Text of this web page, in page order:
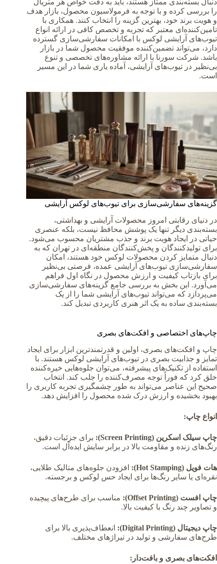
دنبال بسته‌بندی ممتاز هستند، باید به دقت خواص هر متریال
را بررسی کرده و با توجه به فرمولاسیون محصول، بازار هدف
و هویت برند خود، بهترین گزینه را انتخاب کنند. همکاری با
تامین‌کننده‌ای معتبر که تجربه و تخصص کافی در ارائه انواع
تیوب‌های آرایشی لوکس با امکانات سفارشی‌سازی گسترده
دارد، می‌تواند تضمین‌کننده موفقیت محصول شما در بازار
باشد. شرکت سورنا با ارائه مشاوره‌های تخصصی و تنوع
بی‌نظیر در تیوب‌های آرایشی، آماده یاری شما در این مسیر
است.
گزینه‌های سفارشی‌سازی برای تیوب‌های لوکس آرایشی
در دنیای رقابتی امروز محصولات آرایشی و بهداشتی،
بسته‌بندی دیگر تنها یک پوشش محافظ نیست، بلکه عنصری
حیاتی در ایجاد هویت برند و جذب مشتریان محسوب می‌شود.
برای تولیدکنندگان و پخش‌کنندگان منطقه‌ای در تهران که به
دنبال متمایز کردن محصولات لوکس خود هستند، امکان
سفارشی‌سازی تیوب‌های آرایشی عمده، فرصتی بی‌نظیر
برای بازتاب کیفیت و ارزش محصول در نگاه اول فراهم
می‌آورد. این بخش به بررسی جامع گزینه‌های سفارشی‌سازی
می‌پردازد که می‌تواند تیوب‌های آرایشی شما را از یک
بسته‌بندی ساده به یک اثر هنری کاربردی تبدیل کند.
چاپ‌های اختصاصی و افکت‌های بصری
چاپ و افکت‌های بصری، اولین و قدرتمندترین ابزار برای ایجاد
تمایز و جذابیت بصری در تیوب‌های آرایشی لوکس هستند. با
استفاده از تکنیک‌های پیشرفته، می‌توان جلوه‌هایی خیره‌کننده
خلق کرد که فوراً توجه مصرف‌کننده را جلب کند. انتخاب
صحیح این عناصر می‌تواند به طور چشمگیری تجربه کاربری را
بهبود بخشیده و ارزش درک شده محصول را افزایش دهد.
انواع چاپ:
چاپ سیلک اسکرین (Screen Printing):
برای جزئیات دقیق،
رنگ‌های زنده و مقاومت بالا در برابر سایش ایده‌آل است.
هات فویل (Hot Stamping):
افزودن جلوه‌های متالیک طلایی،
نقره‌ای یا سایر رنگ‌ها برای ایجاد حس لوکس و برجسته.
چاپ افست (Offset Printing):
مناسب برای طرح‌های پیچیده
و تصاویر چند رنگ با کیفیت بالا.
چاپ دیجیتال (Digital Printing):
انعطاف‌پذیری بالا برای
طرح‌های سفارشی و تولید در تیراژهای مختلف.
افکت‌های بصری و بافت‌دار: